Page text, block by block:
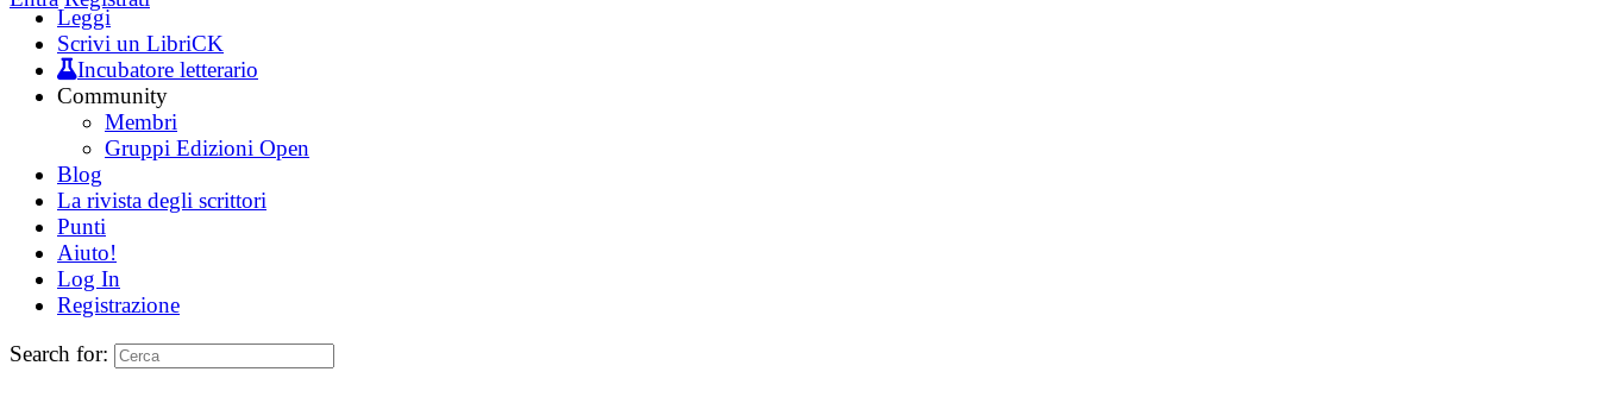
Leggi
Scrivi un LibriCK
Incubatore letterario
Community
Membri
Gruppi Edizioni Open
Blog
La rivista degli scrittori
Punti
Aiuto!
Log In
Registrazione
Search for: